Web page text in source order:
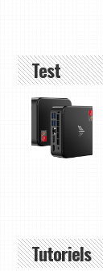
Test
Tutoriels